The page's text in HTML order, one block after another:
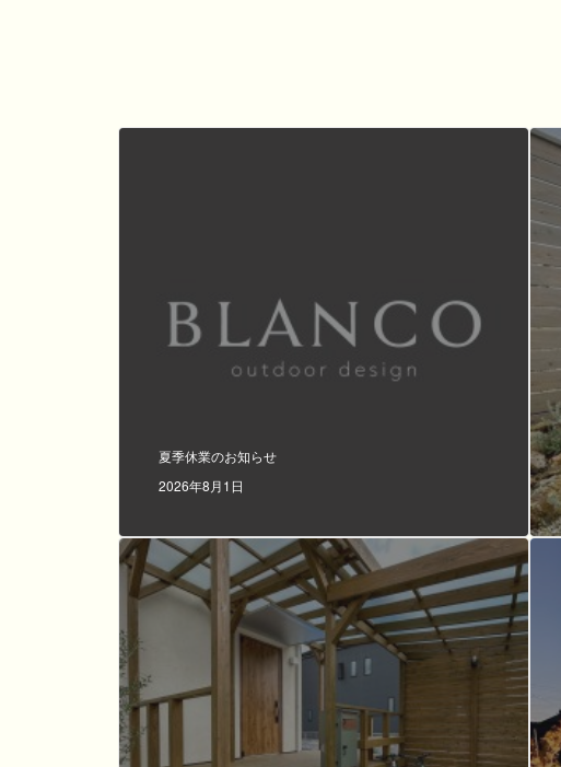
夏季休業のお知らせ
2026年8月1日